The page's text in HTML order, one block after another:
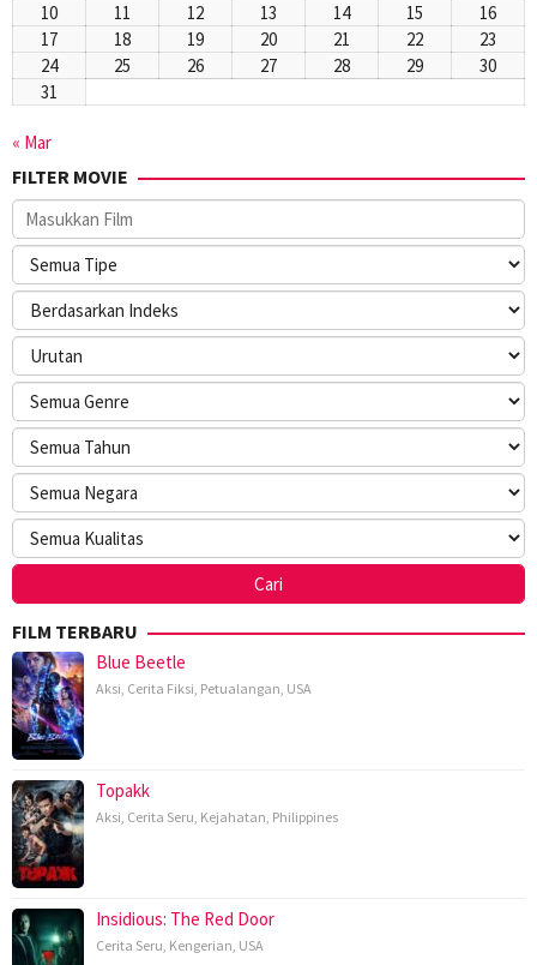
10
11 12 13 14 15
16
17
18 19 20 21 22
23
24
25 26 27 28 29
30
31
« Mar
FILTER MOVIE
FILM TERBARU
Blue Beetle
Aksi, Cerita Fiksi, Petualangan, USA
Topakk
Aksi, Cerita Seru, Kejahatan, Philippines
Insidious: The Red Door
Cerita Seru, Kengerian, USA